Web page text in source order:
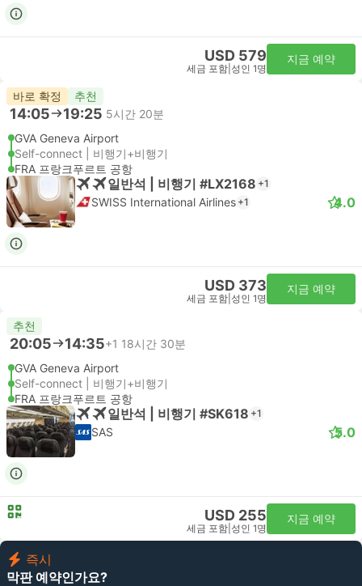
USD 579
세금 포함 성인 1명
지금 예약
바로 확정 추천
14:05 19:25 5시간 20분
GVA Geneva Airport
Self-connect | 비행기+비행기
FRA 프랑크푸르트 공항
일반석 | 비행기 #LX2168 +1
SWISS International Airlines +1 4.0
USD 373
세금 포함 성인 1명
지금 예약
추천
20:05 14:35+1 18시간 30분
GVA Geneva Airport
Self-connect | 비행기+비행기
FRA 프랑크푸르트 공항
일반석 | 비행기 #SK618 +1
SAS 5.0
USD 255
세금 포함 성인 1명
지금 예약
즉시
막판 예약인가요?